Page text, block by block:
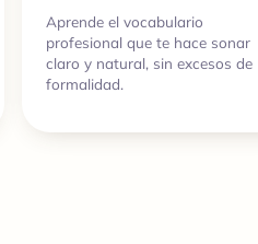
Aprende el vocabulario
profesional que te hace sonar
claro y natural, sin excesos de
formalidad.